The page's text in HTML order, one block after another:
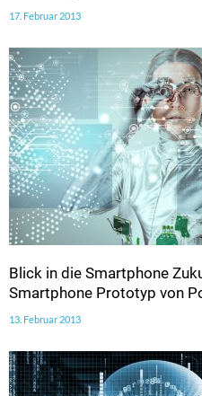
17. Februar 2013
Blick in die Smartphone
Smartphone Prototyp von
13. Februar 2013